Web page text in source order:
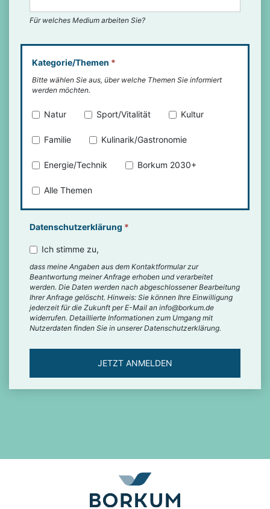
Für welches Medium arbeiten Sie?
Kategorie/Themen *
Bitte wählen Sie aus, über welche Themen Sie informiert
werden möchten.
Natur Sport/Vitalität Kultur
Familie Kulinarik/Gastronomie
Energie/Technik Borkum 2030+
Alle Themen
Datenschutzerklärung *
Ich stimme zu,
dass meine Angaben aus dem Kontaktformular zur
Beantwortung meiner Anfrage erhoben und verarbeitet
werden. Die Daten werden nach abgeschlossener Bearbeitung
Ihrer Anfrage gelöscht. Hinweis: Sie können Ihre Einwilligung
jederzeit für die Zukunft per E-Mail an info@borkum.de
widerrufen. Detaillierte Informationen zum Umgang mit
Nutzerdaten finden Sie in unserer Datenschutzerklärung.
JETZT ANMELDEN